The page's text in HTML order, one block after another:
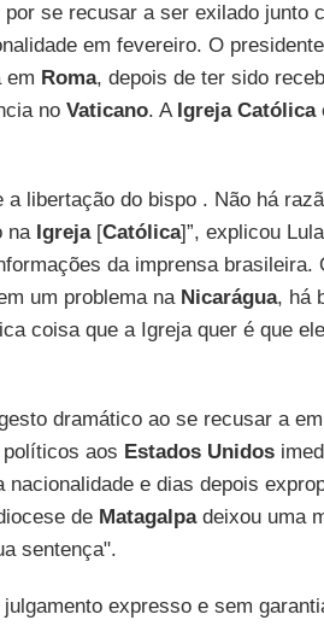
se recusar a ser exilado junto
em fevereiro. O
em Roma, depois de ter sido
no Vaticano. A Igreja Católica
libertação do bispo . Não há
na Igreja[Católica]”, explicou
da imprensa brasileira.
um problema na Nicarágua, há
coisa que a Igreja quer é que
dramático ao se recusar a
aos Estados Unidos
e dias depois
de Matagalpadeixou uma
sentença".
expresso e sem